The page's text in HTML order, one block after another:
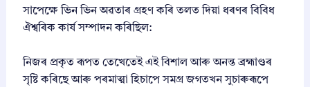
সাপেক্ষে ভিন ভিন অৱতাৰ গ্ৰহণ কৰি তলত দিয়া ধৰণৰ বিবিধ
ঐশ্বৰিক কাৰ্য সম্পাদন কৰিছিল:
নিজৰ প্ৰকৃত ৰূপত তেখেতেই এই বিশাল আৰু অনন্ত ব্ৰহ্মাণ্ডৰ
সৃষ্টি কৰিছে আৰু পৰমাত্মা হিচাপে সমগ্ৰ জগতখন সুচাৰুৰূপে